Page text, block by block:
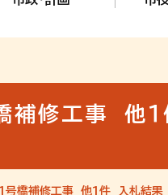
補修工事 他
号橋補修工事 他１件 入札結果